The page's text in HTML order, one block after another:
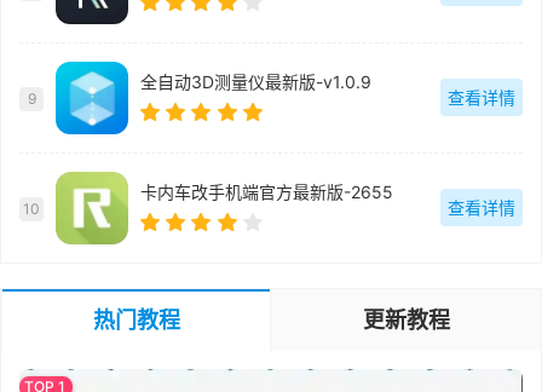
9
全自动3D测量仪最新版-v1.0.9
查看详情
10
卡内车改手机端官方最新版-2655
查看详情
热门教程 更新教程